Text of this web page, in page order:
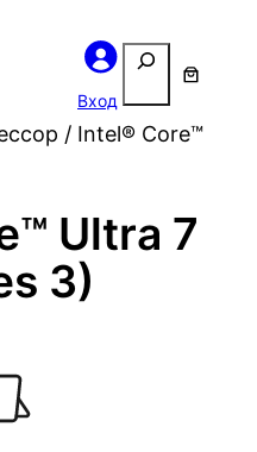
Вход
Поиск
/ Intel® Core™
Ultra 7
3)